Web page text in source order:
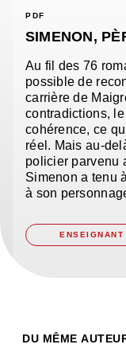
PDF
SIMENON,
Au fil des 76
possible de
carrière de
contradictions,
cohérence, ce
réel. Mais au-
policier parvenu
Simenon a tenu
à son
ENSEIGNANT
DU MÊME